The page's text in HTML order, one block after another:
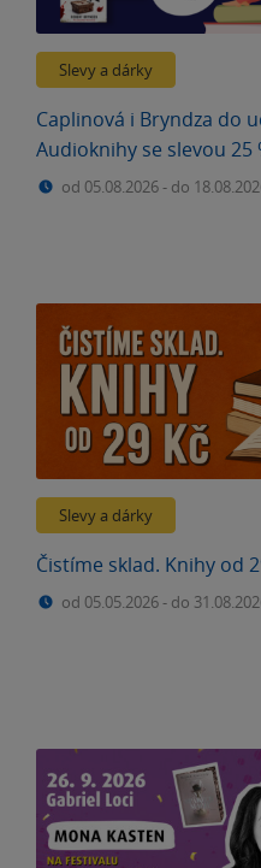
Slevy a dárky
Caplinová i Bryndza do
Audioknihy se slevou 25
od 05.08.2026- do
Slevy a dárky
Čistíme sklad. Knihy od
od 05.05.2026- do